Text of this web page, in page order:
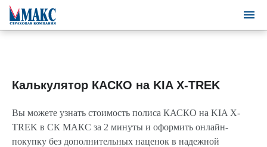
Калькулятор КАСКО на KIA X-TREK
Вы можете узнать стоимость полиса КАСКО на KIA X-
TREK в СК МАКС за 2 минуты и оформить онлайн-
покупку без дополнительных наценок в надежной